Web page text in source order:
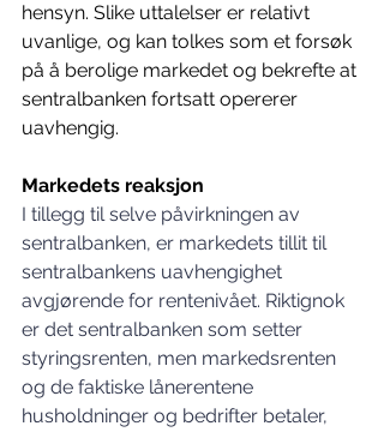
hensyn. Slike uttalelser er relativt
uvanlige, og kan tolkes som et forsøk
på å berolige markedet og bekrefte at
sentralbanken fortsatt opererer
uavhengig.
Markedets reaksjon
I tillegg til selve påvirkningen av
sentralbanken, er markedets tillit til
sentralbankens uavhengighet
avgjørende for rentenivået. Riktignok
er det sentralbanken som setter
styringsrenten, men markedsrenten
og de faktiske lånerentene
husholdninger og bedrifter betaler,